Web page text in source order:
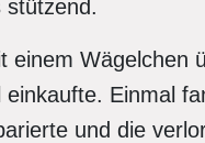
stützend.
einem Wägelchen
Einmal
und die